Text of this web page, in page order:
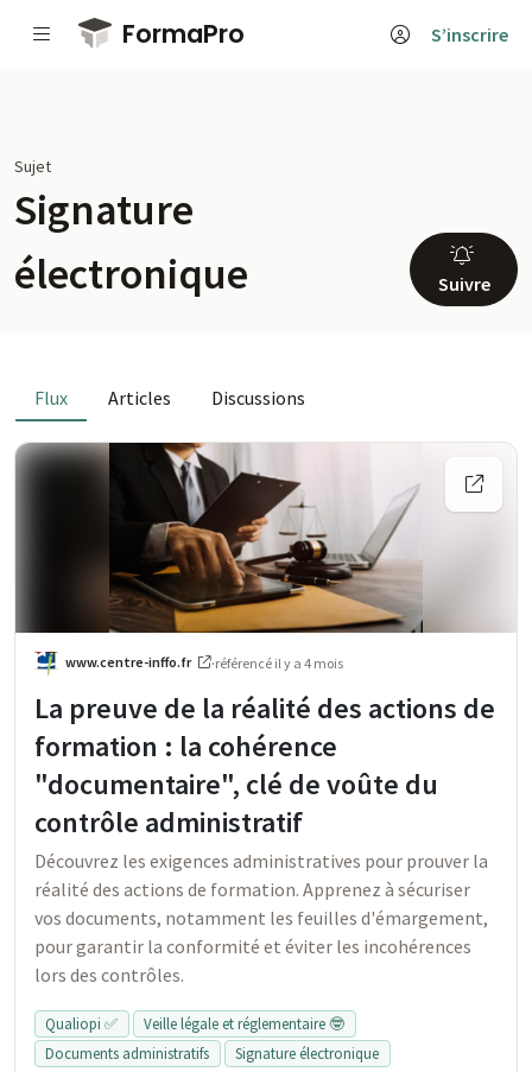
Passer au contenu principal
FormaPro S’inscrire
Sujet
Signature
électronique
Suivre
Flux Articles Discussions
www.centre-inffo.fr ·référencé il y a 4 mois
La preuve de la réalité des actions de
formation : la cohérence
"documentaire", clé de voûte du
contrôle administratif
Découvrez les exigences administratives pour prouver la
réalité des actions de formation. Apprenez à sécuriser
vos documents, notamment les feuilles d'émargement,
pour garantir la conformité et éviter les incohérences
lors des contrôles.
Qualiopi ✅
Veille légale et réglementaire 🤓
Documents administratifs
Signature électronique